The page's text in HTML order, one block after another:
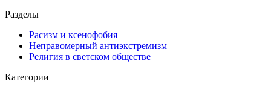
Разделы
Расизм и ксенофобия
Неправомерный антиэкстремизм
Религия в светском обществе
Категории